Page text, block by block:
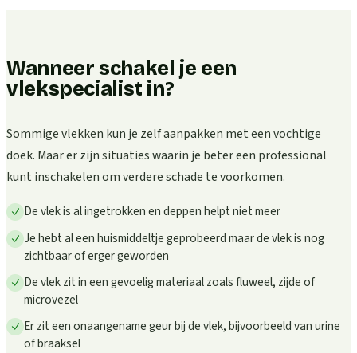
Wanneer schakel je een
vlekspecialist in?
Sommige vlekken kun je zelf aanpakken met een vochtige
doek. Maar er zijn situaties waarin je beter een professional
kunt inschakelen om verdere schade te voorkomen.
De vlek is al ingetrokken en deppen helpt niet meer
Je hebt al een huismiddeltje geprobeerd maar de vlek is nog
zichtbaar of erger geworden
De vlek zit in een gevoelig materiaal zoals fluweel, zijde of
microvezel
Er zit een onaangename geur bij de vlek, bijvoorbeeld van urine
of braaksel